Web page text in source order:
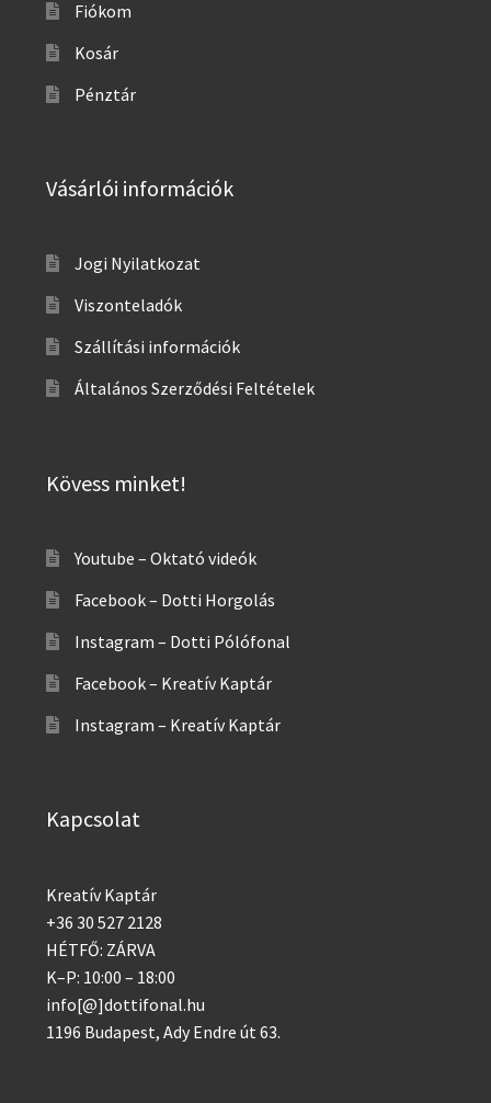
Fiókom
Kosár
Pénztár
Vásárlói információk
Jogi Nyilatkozat
Viszonteladók
Szállítási információk
Általános Szerződési Feltételek
Kövess minket!
Youtube – Oktató videók
Facebook – Dotti Horgolás
Instagram – Dotti Pólófonal
Facebook – Kreatív Kaptár
Instagram – Kreatív Kaptár
Kapcsolat
Kreatív Kaptár
+36 30 527 2128
HÉTFŐ: ZÁRVA
K–P: 10:00 – 18:00
info[@]dottifonal.hu
1196 Budapest, Ady Endre út 63.